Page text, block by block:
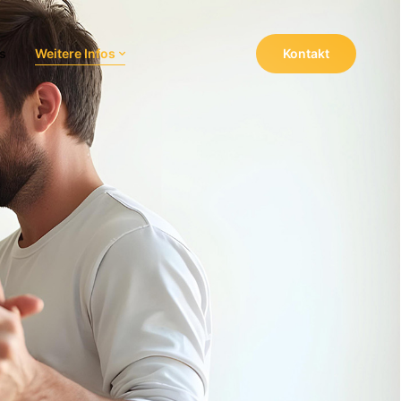
Weitere Infos Navigation wiederholen Kontakt